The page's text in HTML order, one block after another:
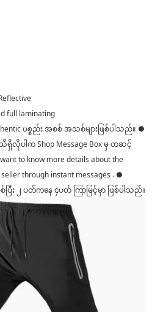
full laminating
ပစ္စည်း အစစ် အသစ်များဖြစ်ပါသည်။ ●
လိုပါက Shop Message Box မှ တဆင့်
to know more details about the
through instant messages . ●
ြီး ၂ ပတ်ကနေ ၄ပတ် ကြာမြင့်မှာ ဖြစ်ပါသည်။